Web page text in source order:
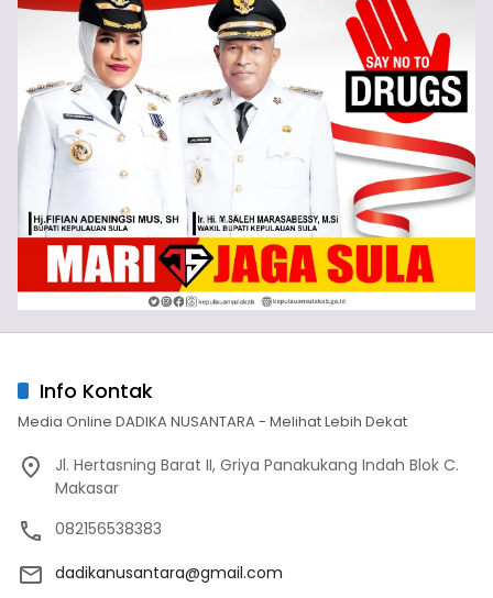
Info Kontak
Media Online DADIKA NUSANTARA - Melihat Lebih Dekat
Jl. Hertasning Barat II, Griya Panakukang Indah Blok C.
Makasar
082156538383
dadikanusantara@gmail.com